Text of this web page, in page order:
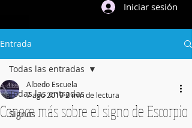
Iniciar sesión
Entrada
Todas las entradas
Signos
Todas las entradas
Conoce más sobre el signo de Escorpio
Albedo Escuela
7 ago 20192 min de lectura